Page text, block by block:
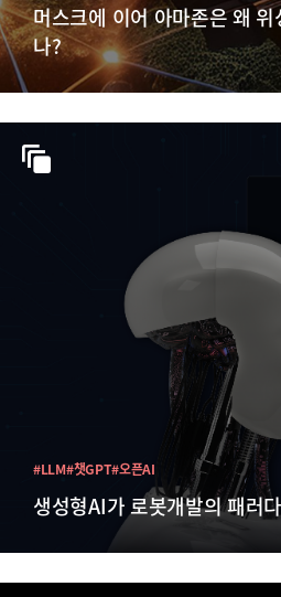
머스크에 이어 아마존은 왜
나?
생성형AI가 로봇개발의 패러
#LLM#챗GPT#오픈AI